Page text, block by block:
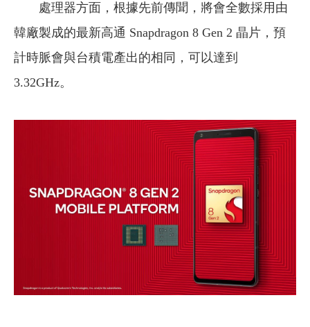
處理器方面，根據先前傳聞，將會全數採用由
韓廠製成的最新高通 Snapdragon 8 Gen 2 晶片，預
計時脈會與台積電產出的相同，可以達到
3.32GHz。